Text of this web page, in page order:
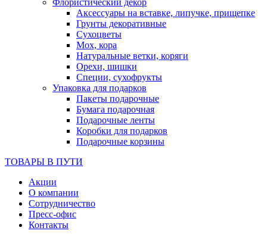
Аксессуары на вставке, липучке, прищепке
Грунты декоративные
Сухоцветы
Мох, кора
Натуральные ветки, коряги
Орехи, шишки
Специи, сухофрукты
Упаковка для подарков
Пакеты подарочные
Бумага подарочная
Подарочные ленты
Коробки для подарков
Подарочные корзины
ТОВАРЫ В ПУТИ
Акции
О компании
Сотрудничество
Пресс-офис
Контакты